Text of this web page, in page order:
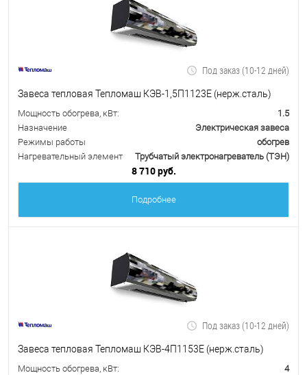
Под заказ (10-12 дней)
Завеса тепловая Тепломаш КЭВ-1,5П1123Е (нерж.сталь)
Мощность обогрева, кВт:
1.5
Назначение
Электрическая завеса
Режимы работы
обогрев
Нагревательный элемент
Трубчатый электронагреватель (ТЭН)
8 710 руб.
Подробнее
Под заказ (10-12 дней)
Завеса тепловая Тепломаш КЭВ-4П1153Е (нерж.сталь)
Мощность обогрева, кВт:
4